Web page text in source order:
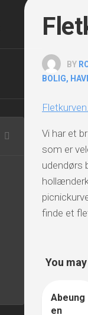
BY
BOLIG,
Vi har et
som er
udendørs
finde et
You
0
Abeung
en